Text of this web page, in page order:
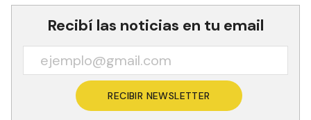
Recibí las noticias en tu email
RECIBIR NEWSLETTER